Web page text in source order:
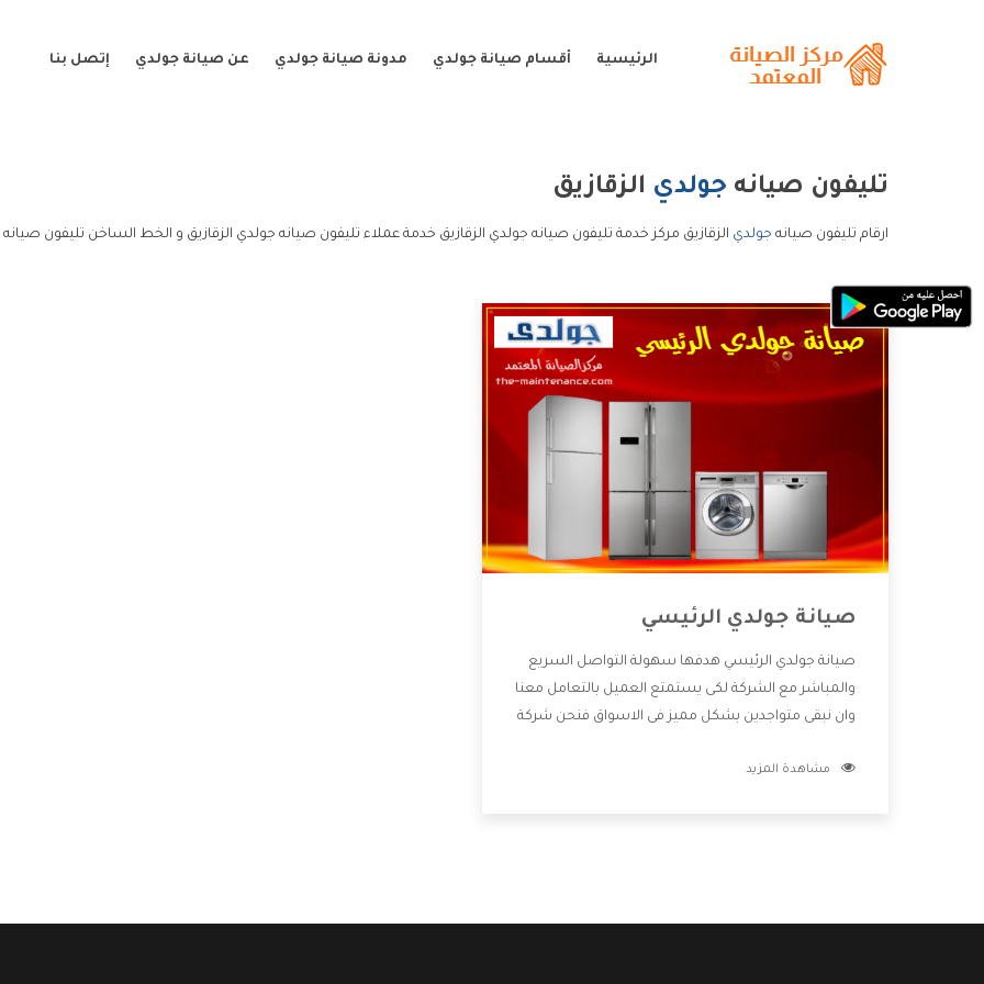
الرئيسية أقسام صيانة جولدي مدونة صيانة جولدي عن صيانة جولدي إتصل بنا
تليفون صيانه جولدي الزقازيق
ارقام تليفون صيانه جولدي الزقازيق مركز خدمة تليفون صيانه جولدي الزقازيق خدمة عملاء تليفون صيانه جولدي الزقازيق و الخط الساخن تليفون صيانه
صيانة جولدي الرئيسي
صيانة جولدي الرئيسي هدفها سهولة التواصل السريع
والمباشر مع الشركة لكى يستمتع العميل بالتعامل معنا
وان نبقى متواجدين بشكل مميز فى الاسواق فنحن شركة
بالخدمات التى تنفرد الشركة بها والتى تكون منها خدمة
مشاهدة المزيد